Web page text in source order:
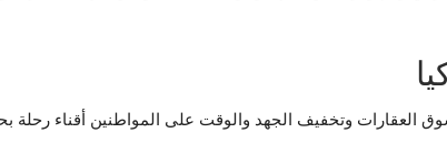
وتخفيف الجهد والوقت على المواطنين أقناء رحلة